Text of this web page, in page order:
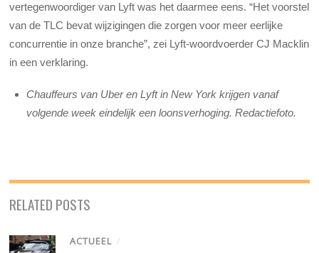
vertegenwoordiger van Lyft was het daarmee eens. “Het voorstel
van de TLC bevat wijzigingen die zorgen voor meer eerlijke
concurrentie in onze branche”, zei Lyft-woordvoerder CJ Macklin
in een verklaring.
Chauffeurs van Uber en Lyft in New York krijgen vanaf
volgende week eindelijk een loonsverhoging. Redactiefoto.
RELATED POSTS
ACTUEEL /